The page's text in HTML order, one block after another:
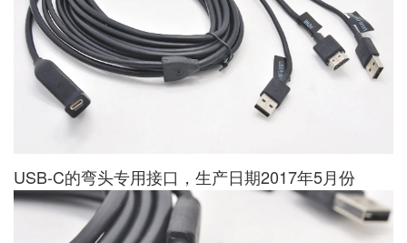
USB-C的弯头专用接口，生产日期2017年5月份